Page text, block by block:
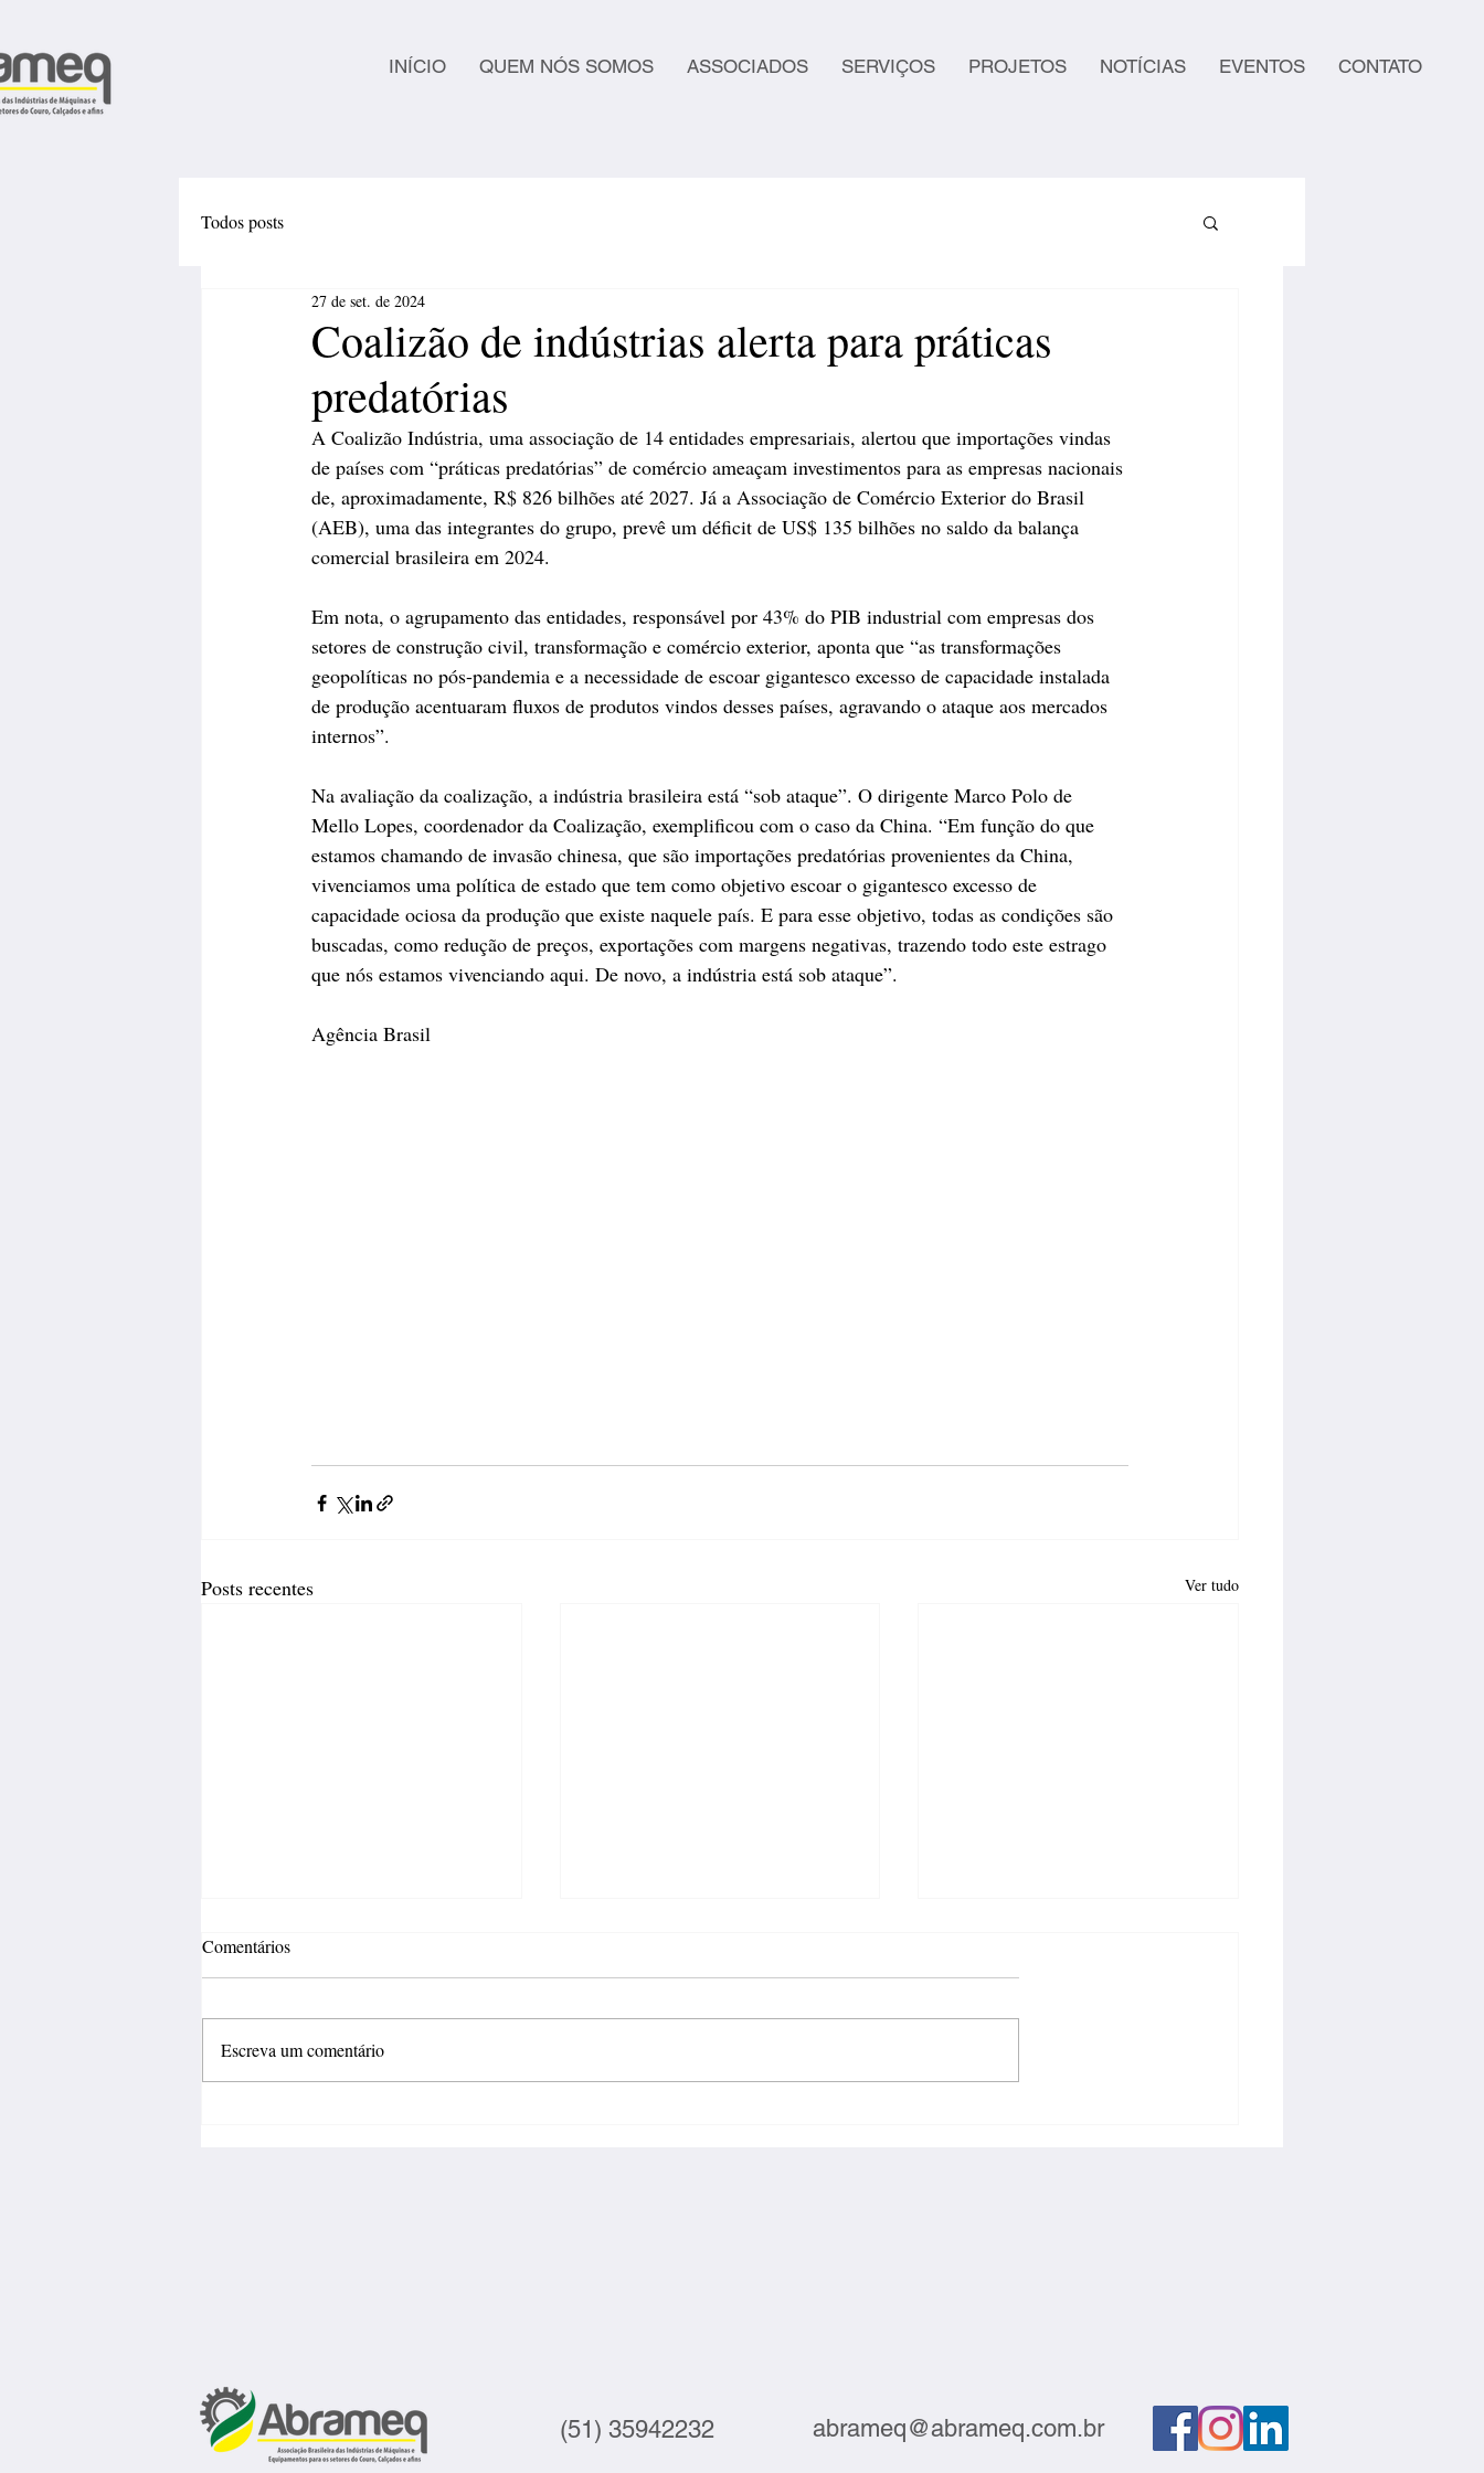
INÍCIO QUEM NÓS SOMOS ASSOCIADOS SERVIÇOS PROJETOS NOTÍCIAS EVENTOS CONTATO
Todos posts
Coalizão de indústrias alerta para práticas
predatórias
27 de set. de 2024
A Coalizão Indústria, uma associação de 14 entidades empresariais, alertou que importações vindas
de países com “práticas predatórias” de comércio ameaçam investimentos para as empresas nacionais
de, aproximadamente, R$ 826 bilhões até 2027. Já a Associação de Comércio Exterior do Brasil
(AEB), uma das integrantes do grupo, prevê um déficit de US$ 135 bilhões no saldo da balança
comercial brasileira em 2024.
Em nota, o agrupamento das entidades, responsável por 43% do PIB industrial com empresas dos
setores de construção civil, transformação e comércio exterior, aponta que “as transformações
geopolíticas no pós-pandemia e a necessidade de escoar gigantesco excesso de capacidade instalada
de produção acentuaram fluxos de produtos vindos desses países, agravando o ataque aos mercados
internos”.
Na avaliação da coalização, a indústria brasileira está “sob ataque”. O dirigente Marco Polo de
Mello Lopes, coordenador da Coalização, exemplificou com o caso da China. “Em função do que
estamos chamando de invasão chinesa, que são importações predatórias provenientes da China,
vivenciamos uma política de estado que tem como objetivo escoar o gigantesco excesso de
capacidade ociosa da produção que existe naquele país. E para esse objetivo, todas as condições são
buscadas, como redução de preços, exportações com margens negativas, trazendo todo este estrago
que nós estamos vivenciando aqui. De novo, a indústria está sob ataque”.
Agência Brasil
Posts recentes Ver tudo
Comentários
Escreva um comentário
(51) 35942232 abrameq@abrameq.com.br